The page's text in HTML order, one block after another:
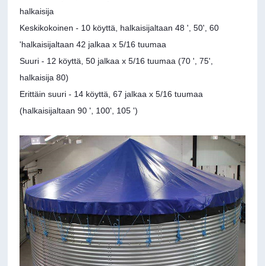
halkaisija
Keskikokoinen - 10 köyttä, halkaisijaltaan 48 ', 50', 60
'halkaisijaltaan 42 jalkaa x 5/16 tuumaa
Suuri - 12 köyttä, 50 jalkaa x 5/16 tuumaa (70 ', 75',
halkaisija 80)
Erittäin suuri - 14 köyttä, 67 jalkaa x 5/16 tuumaa
(halkaisijaltaan 90 ', 100', 105 ')